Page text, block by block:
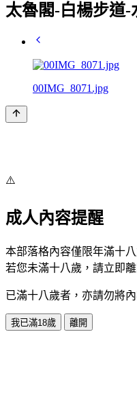
太魯閣-白楊步道-
00IMG_8071.jpg
⚠️
成人內容提醒
本部落格內容僅限年滿十八
若您未滿十八歲，請立即離
已滿十八歲者，亦請勿將
我已滿18歲 離開